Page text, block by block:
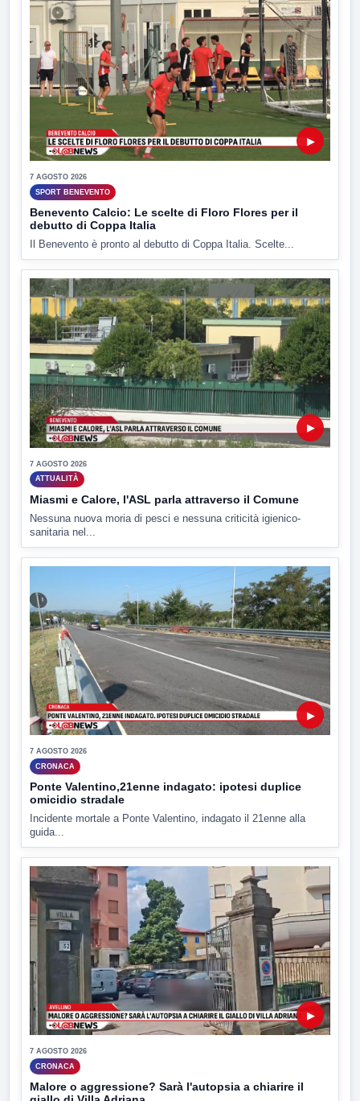
▶
7 AGOSTO 2026
SPORT BENEVENTO
Benevento Calcio: Le scelte di Floro Flores per il
debutto di Coppa Italia
Il Benevento è pronto al debutto di Coppa Italia. Scelte...
▶
7 AGOSTO 2026
ATTUALITÀ
Miasmi e Calore, l'ASL parla attraverso il Comune
Nessuna nuova moria di pesci e nessuna criticità igienico-
sanitaria nel...
▶
7 AGOSTO 2026
CRONACA
Ponte Valentino,21enne indagato: ipotesi duplice
omicidio stradale
Incidente mortale a Ponte Valentino, indagato il 21enne alla
guida...
▶
7 AGOSTO 2026
CRONACA
Malore o aggressione? Sarà l'autopsia a chiarire il